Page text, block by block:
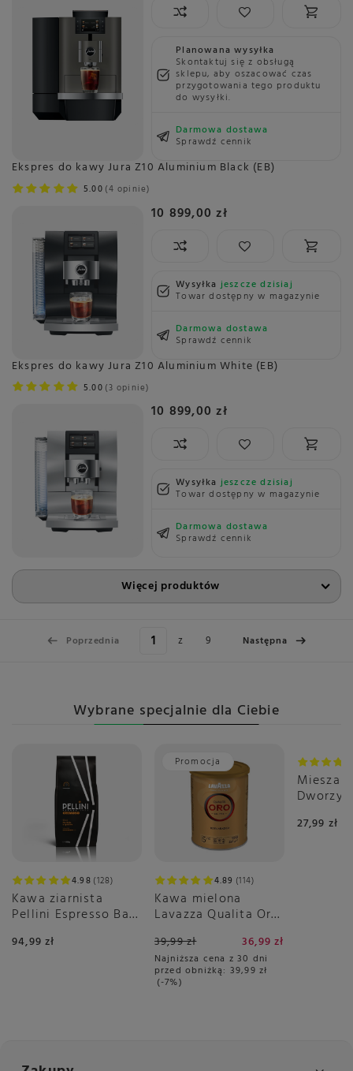
Planowana wysyłka
Skontaktuj się z obsługą
sklepu, aby oszacować czas
przygotowania tego produktu
do wysyłki.
Darmowa dostawa
Sprawdź cennik
Ekspres do kawy Jura Z10 Aluminium Black (EB)
5.00 4 opinie
10 899,00 zł
Wysyłkajeszcze dzisiaj
Towar dostępny w magazynie
Darmowa dostawa
Sprawdź cennik
Ekspres do kawy Jura Z10 Aluminium White (EB)
5.00 3 opinie
10 899,00 zł
Wysyłkajeszcze dzisiaj
Towar dostępny w magazynie
Darmowa dostawa
Sprawdź cennik
Więcej produktów
Poprzednia z 9 Następna
Wybrane specjalnie dla Ciebie
4.98 128
Kawa ziarnista
Pellini Espresso Bar
94,99 zł
Promocja
4.89 114
Kawa mielona
Lavazza Qualita Oro
39,99 zł 36,99 zł
Najniższa cena z 30 dni
przed obniżką: 39,99 zł
-7%
27,99 zł